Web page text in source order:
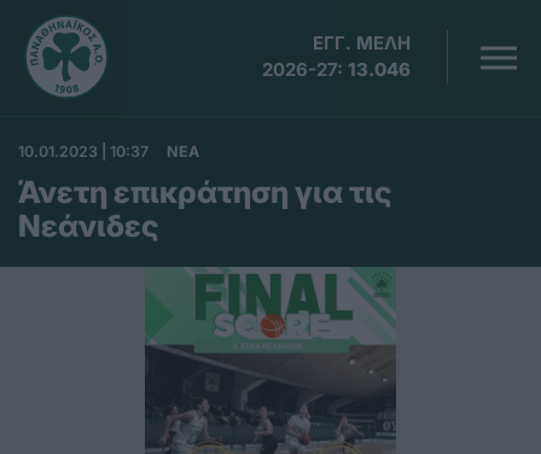
ΕΓΓ. ΜΕΛΗ
2026-27: 13.046
10.01.2023 | 10:37 ΝΕΑ
Άνετη επικράτηση για τις
Νεάνιδες